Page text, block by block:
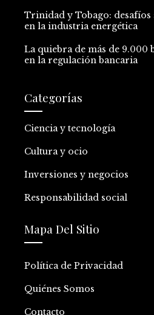
Trinidad y Tobago: desafíos
en la industria energética
La quiebra de más de 9.000
en la regulación bancaria
Categorías
Ciencia y tecnología
Cultura y ocio
Inversiones y negocios
Responsabilidad social
Mapa Del Sitio
Política de Privacidad
Quiénes Somos
Contacto